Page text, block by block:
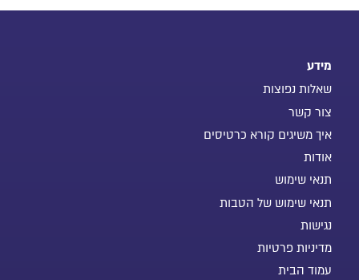
מידע
שאלות נפוצות
צור קשר
איך משיגים קורא כרטיסים
אודות
תנאי שימוש
תנאי שימוש של הטבות
נגישות
מדיניות פרטיות
עמוד הבית